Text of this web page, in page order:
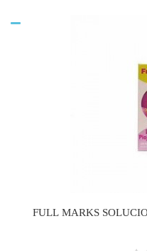
FULL MARKS